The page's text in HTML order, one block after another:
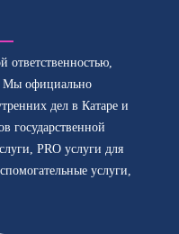
ответственностью,
Мы официально
дел в Катаре и
государственной
PRO услуги для
услуги,